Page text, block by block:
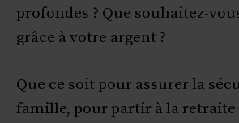
profondes ? Que souhaitez-
grâce à votre argent ?
Que ce soit pour assurer la
famille, pour partir à la